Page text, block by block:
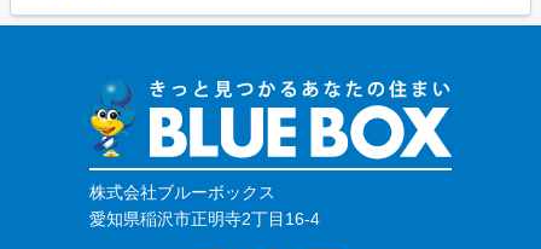
株式会社ブルーボックス
愛知県稲沢市正明寺2丁目16-4